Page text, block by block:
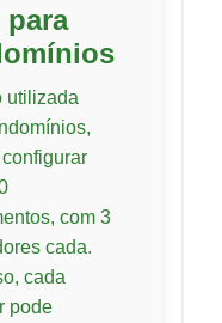
para
utilizada
com 3
cada.
cada
pode